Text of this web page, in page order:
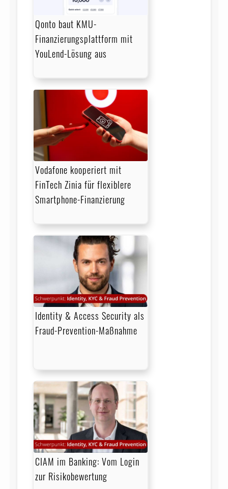
Qonto baut KMU-
Finanzierungsplattform mit
YouLend-Lösung aus
Vodafone kooperiert mit
FinTech Zinia für flexiblere
Smartphone-Finanzierung
Identity & Access Security als
Fraud-Prevention-Maßnahme
CIAM im Banking: Vom Login
zur Risikobewertung